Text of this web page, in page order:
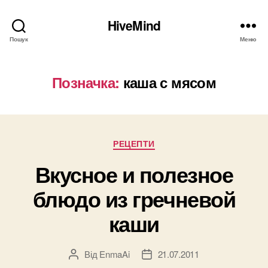
Пошук
HiveMind
Меню
Позначка: каша с мясом
Категорії
РЕЦЕПТИ
Вкусное и полезное
блюдо из гречневой
каши
Автор
Від EnmaAi
Дата21.07.2011